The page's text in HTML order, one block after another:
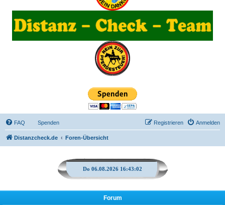
FAQ Spenden Anmelden
Registrieren
Distanzcheck.de Foren-Übersicht
Do 06.08.2026 16:43:02
Forum